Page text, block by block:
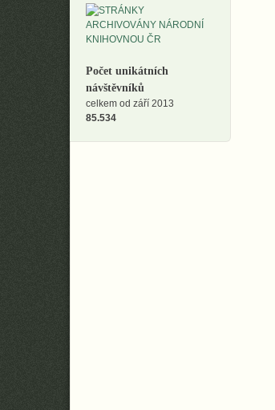
Počet unikátních
návštěvníků
celkem od září 2013
85.534